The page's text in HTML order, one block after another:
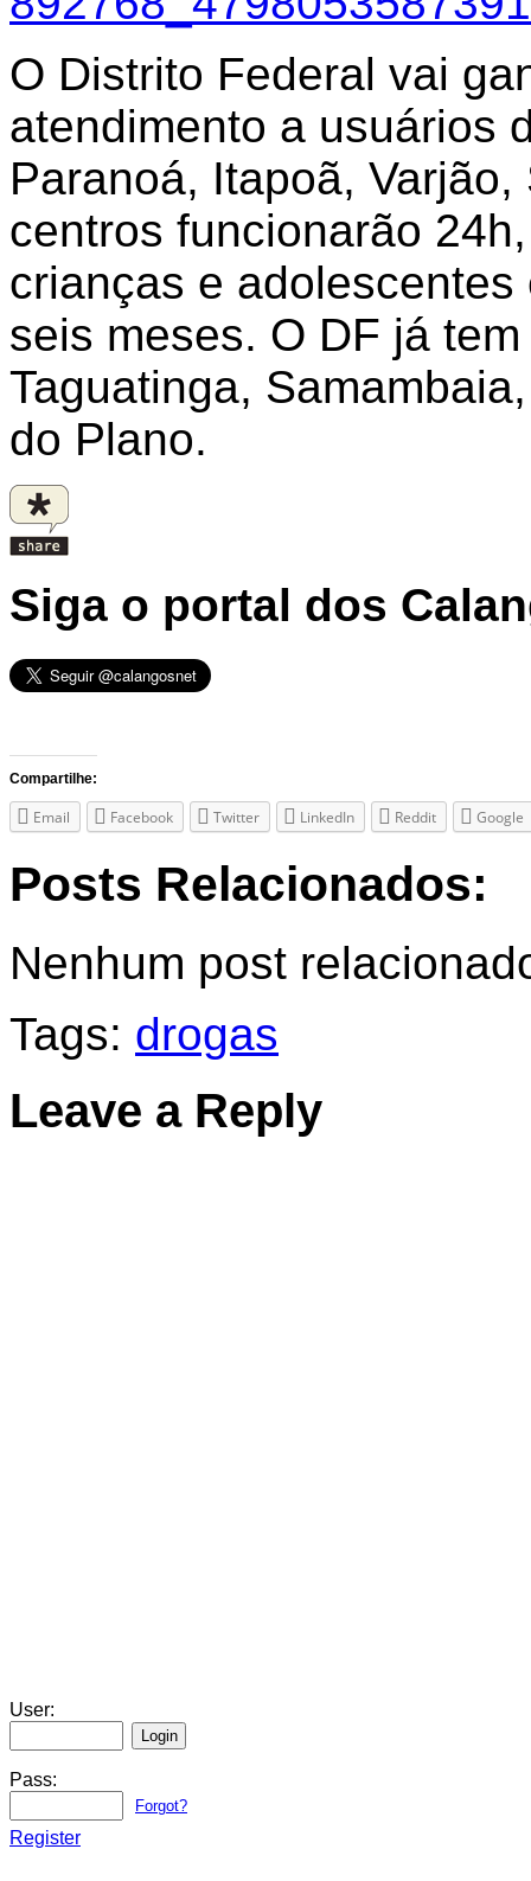
O Distrito Federal vai
atendimento a usuários
Paranoá, Itapoã,
centros funcionarão
crianças e
seis meses. O DF já
Taguatinga,
do Plano.
Siga o portal dos
Compartilhe:
Email Facebook Twitter LinkedIn Reddit Google
Posts Relacionados:
Nenhum post
Tags: drogas
Leave a Reply
User:
Pass:
Forgot?
Register